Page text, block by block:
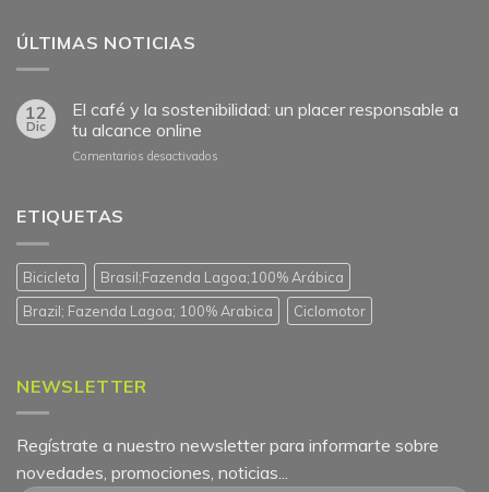
ÚLTIMAS NOTICIAS
12
Dic
El café y la sostenibilidad: un placer responsable a
tu alcance online
Comentarios desactivados
un
placer
responsable
a
ETIQUETAS
Bicicleta
Brasil;Fazenda Lagoa;100% Arábica
Brazil; Fazenda Lagoa; 100% Arabica
Ciclomotor
NEWSLETTER
Regístrate a nuestro newsletter para informarte sobre
novedades, promociones, noticias...